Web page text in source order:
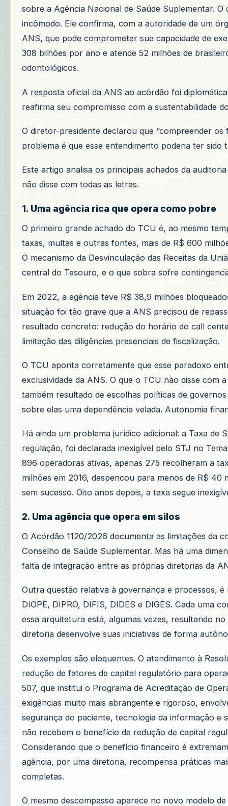
sobre a Agência Nacional de Saúde Suplementar.
incômodo. Ele confirma, com a autoridade de um
ANS, que pode comprometer sua capacidade de
308 bilhões por ano e atende 52 milhões de
odontológicos.
A resposta oficial da ANS ao acórdão foi
reafirma seu compromisso com a sustentabilidade
O diretor-presidente declarou que “compreender
problema é que esse entendimento poderia ter
Este artigo analisa os principais achados da
não disse com todas as letras.
1. Uma agência rica que opera como pobre
O primeiro grande achado do TCU é, ao mesmo
taxas, multas e outras fontes, mais de R$ 600
O mecanismo da Desvinculação das Receitas da
central do Tesouro, e o que sobra sofre
Em 2022, a agência teve R$ 38,9 milhões
situação foi tão grave que a ANS precisou de
resultado concreto: redução do horário do call
limitação das diligências presenciais de fiscalização.
O TCU aponta corretamente que esse paradoxo
exclusividade da ANS. O que o TCU não disse com
também resultado de escolhas políticas de
sobre elas uma dependência velada. Autonomia
Há ainda um problema jurídico adicional: a Taxa
regulação, foi declarada inexigível pelo STJ no
896 operadoras ativas, apenas 275 recolheram a
milhões em 2016, despencou para menos de R$
sem sucesso. Oito anos depois, a taxa segue
2. Uma agência que opera em silos
O Acórdão 1120/2026 documenta as limitações da
Conselho de Saúde Suplementar. Mas há uma
falta de integração entre as próprias diretorias da
Outra questão relativa à governança e processos,
DIOPE, DIPRO, DIFIS, DIDES e DIGES. Cada uma
essa arquitetura está, algumas vezes, resultando
diretoria desenvolve suas iniciativas de forma
Os exemplos são eloquentes. O atendimento à
redução de fatores de capital regulatório para
507, que institui o Programa de Acreditação de
exigências muito mais abrangente e rigoroso,
segurança do paciente, tecnologia da informação e
não recebem o benefício de redução de capital
Considerando que o benefício financeiro é
agência, por uma diretoria, recompensa práticas
completas.
O mesmo descompasso aparece no novo modelo